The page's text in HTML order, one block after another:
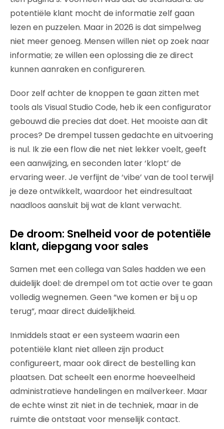
potentiële klant mocht de informatie zelf gaan
lezen en puzzelen. Maar in 2026 is dat simpelweg
niet meer genoeg. Mensen willen niet op zoek naar
informatie; ze willen een oplossing die ze direct
kunnen aanraken en configureren.
Door zelf achter de knoppen te gaan zitten met
tools als Visual Studio Code, heb ik een configurator
gebouwd die precies dat doet. Het mooiste aan dit
proces? De drempel tussen gedachte en uitvoering
is nul. Ik zie een flow die net niet lekker voelt, geeft
een aanwijzing, en seconden later ‘klopt’ de
ervaring weer. Je verfijnt de ‘vibe’ van de tool terwijl
je deze ontwikkelt, waardoor het eindresultaat
naadloos aansluit bij wat de klant verwacht.
De droom: Snelheid voor de potentiële
klant, diepgang voor sales
Samen met een collega van Sales hadden we een
duidelijk doel: de drempel om tot actie over te gaan
volledig wegnemen. Geen “we komen er bij u op
terug”, maar direct duidelijkheid.
Inmiddels staat er een systeem waarin een
potentiële klant niet alleen zijn product
configureert, maar ook direct de bestelling kan
plaatsen. Dat scheelt een enorme hoeveelheid
administratieve handelingen en mailverkeer. Maar
de echte winst zit niet in de techniek, maar in de
ruimte die ontstaat voor menselijk contact.